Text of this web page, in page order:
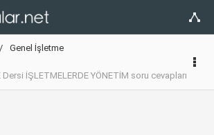
Genel İşletme
Dersi İŞLETMELERDE YÖNETİM soru cevapları